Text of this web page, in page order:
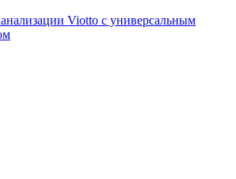
Viotto с универсальным